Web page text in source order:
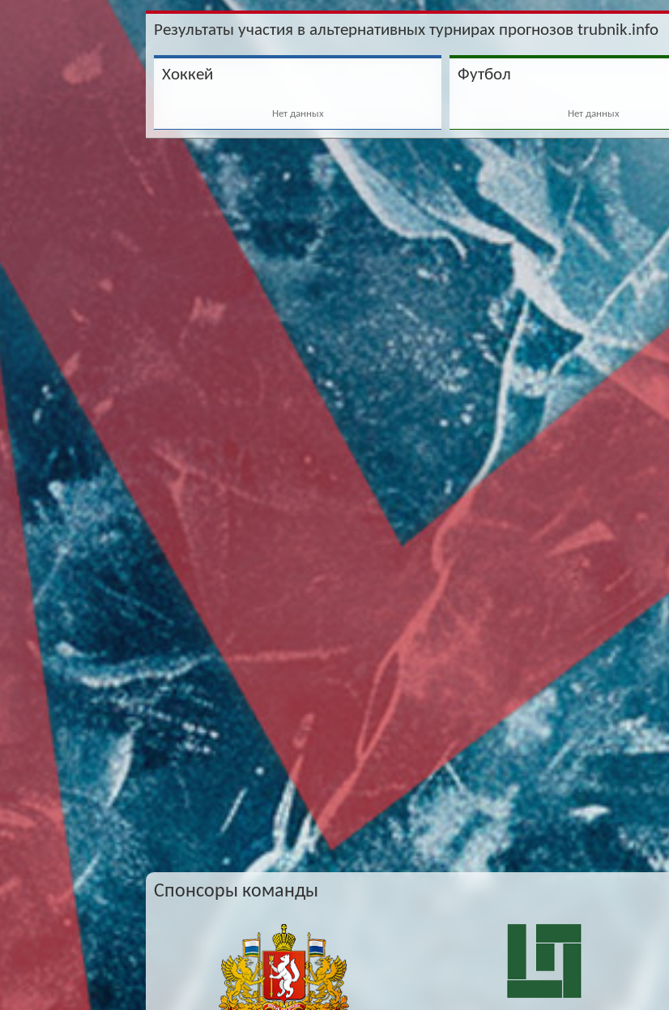
Результаты участия в альтернативных турнирах прогнозов trubnik.info
Хоккей
Нет данных
Футбол
Нет данных
Спонсоры команды